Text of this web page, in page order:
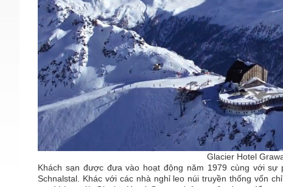
Glacier Hotel
Khách sạn được đưa vào hoạt động năm 1979 cùng với
Schnalstal. Khác với các nhà nghỉ leo núi truyền thống vốn